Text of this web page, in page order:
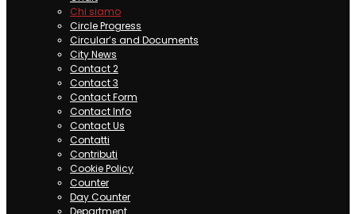
Chi siamo
Circle Progress
Circular’s and Documents
City News
Contact 2
Contact 3
Contact Form
Contact Info
Contact Us
Contatti
Contributi
Cookie Policy
Counter
Day Counter